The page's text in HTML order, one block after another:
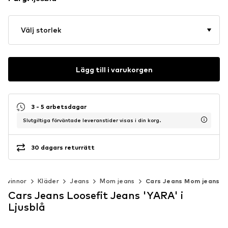
Välj storlek
Lägg till i varukorgen
3 - 5 arbetsdagar
Slutgiltiga förväntade leveranstider visas i din korg.
30 dagars returrätt
Kvinnor Kläder Jeans Mom jeans Cars Jeans Mom jeans
Cars Jeans Loosefit Jeans 'YARA' i
Ljusblå